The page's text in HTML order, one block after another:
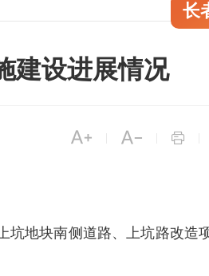
长
建设进展情况
  
地块南侧道路、上坑路改造